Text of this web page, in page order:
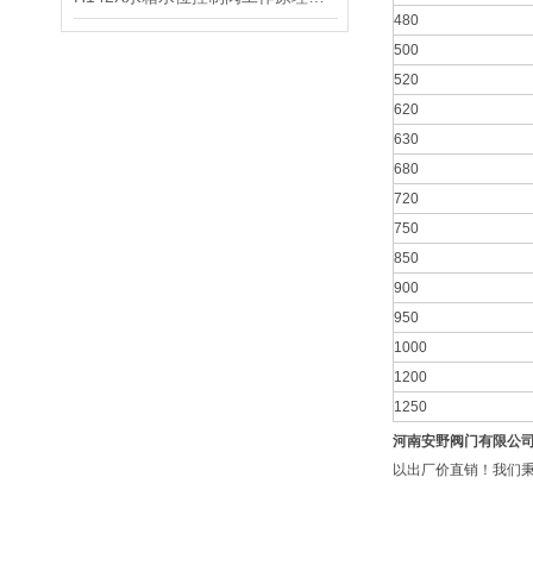
480
500
520
620
630
680
720
750
850
900
950
1000
1200
1250
河南安野阀门有限公
以出厂价直销！我们